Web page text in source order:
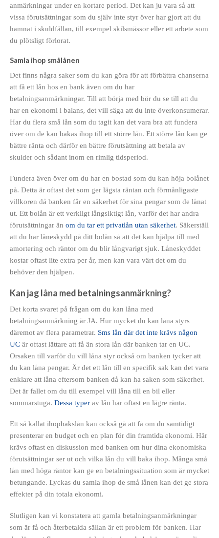
anmärkningar under en kortare period. Det kan ju vara så att
vissa förutsättningar som du själv inte styr över har gjort att du
hamnat i skuldfällan, till exempel skilsmässor eller ett arbete som
du plötsligt förlorat.
Samla ihop smålånen
Det finns några saker som du kan göra för att förbättra chanserna
att få ett lån hos en bank även om du har
betalningsanmärkningar. Till att börja med bör du se till att du
har en ekonomi i balans, det vill säga att du inte överkonsumerar.
Har du flera små lån som du tagit kan det vara bra att fundera
över om de kan bakas ihop till ett större lån. Ett större lån kan ge
bättre ränta och därför en bättre förutsättning att betala av
skulder och sådant inom en rimlig tidsperiod.
Fundera även över om du har en bostad som du kan höja bolånet
på. Detta är oftast det som ger lägsta räntan och förmånligaste
villkoren då banken får en säkerhet för sina pengar som de lånat
ut. Ett bolån är ett verkligt långsiktigt lån, varför det har andra
förutsättningar än om du tar ett privatlån utan säkerhet. Säkerställ
att du har låneskydd på ditt bolån så att det kan hjälpa till med
amortering och räntor om du blir långvarigt sjuk. Låneskyddet
kostar oftast lite extra per år, men kan vara värt det om du
behöver den hjälpen.
Kan jag låna med betalningsanmärkning?
Det korta svaret på frågan om du kan låna med
betalningsanmärkning är JA. Hur mycket du kan låna styrs
däremot av flera parametrar. Sms lån där det inte krävs någon
UC är oftast lättare att få än stora lån där banken tar en UC.
Orsaken till varför du vill låna styr också om banken tycker att
du kan låna pengar. Är det ett lån till en specifik sak kan det vara
enklare att låna eftersom banken då kan ha saken som säkerhet.
Det är fallet om du till exempel vill låna till en bil eller
sommarstuga. Dessa typer av lån har oftast en lägre ränta.
Ett så kallat ihopbakslån kan också gå att få om du samtidigt
presenterar en budget och en plan för din framtida ekonomi. Här
krävs oftast en diskussion med banken om hur dina ekonomiska
förutsättningar ser ut och vilka lån du vill baka ihop. Många små
lån med höga räntor kan ge en betalningssituation som är mycket
betungande. Lyckas du samla ihop de små lånen kan det ge stora
effekter på din totala ekonomi.
Slutligen kan vi konstatera att gamla betalningsanmärkningar
som är få och återbetalda sällan är ett problem för banken. Har